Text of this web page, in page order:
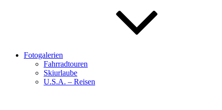
Fotogalerien
Fahrradtouren
Skiurlaube
U.S.A. – Reisen